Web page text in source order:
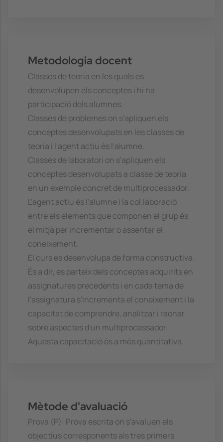
Metodologia docent
Classes de teoria en les quals es
desenvolupen els conceptes i hi ha
participació dels alumnes.
Classes de problemes on s'apliquen els
conceptes desenvolupats en les classes de
teoría i l'agent actiu és l'alumne.
Classes de laboratori on s'apliquen els
conceptes desenvolupats a classe de teoria
en un exemple concret de multiprocessador.
L'agent actiu és l'alumne i la col.laboració
entre els elements que componen el grup és
el mitjà per incrementar o assentar el
coneixement.
El curs es desenvolupa de forma constructiva.
És a dir, es parteix dels conceptes adquirits en
assignatures precedents i en cada tema de
l'assignatura s'incrementa el coneixement i la
capacitat de comprendre, analitzar i raonar
sobre aspectes d'un multiprocessador.
Aquesta capacitació és a més quantitativa.
Mètode d'avaluació
Prova (P): Prova escrita on s'avaluen els
objectius corresponents als tres primers